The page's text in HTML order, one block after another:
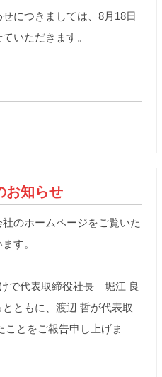
につきましては、8月18日
いただきます。
お知らせ
のホームページをご覧いた
す。
で代表取締役社長 堀江 良
ともに、渡辺 哲が代表取
とをご報告申し上げま